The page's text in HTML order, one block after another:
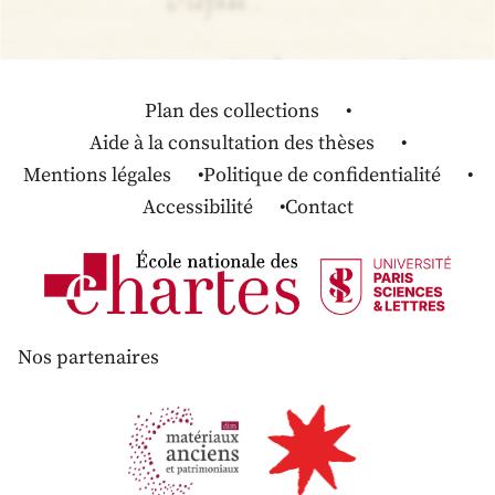
Plan des collections
Aide à la consultation des thèses
Mentions légales
Politique de confidentialité
Accessibilité
Contact
Nos partenaires